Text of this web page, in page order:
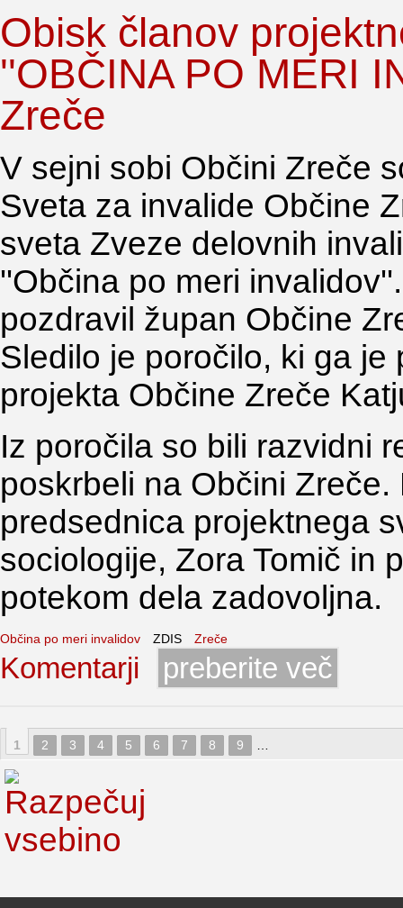
Obisk članov
''OBČINA PO MERI
Zreče
V sejni sobi Občini Zreče
Sveta za invalide Občine
sveta Zveze delovnih
''Občina po meri
pozdravil župan Občine
Sledilo je poročilo, ki ga
projekta Občine Zreče
Iz poročila so bili razvidni
poskrbeli na Občini
predsednica projektnega
sociologije, Zora Tomič in
potekom dela zadovoljna.
Občina po meri invalidov ZDIS Zreče
Komentarji preberite več
1 2 3 4 5 6 7 8 9